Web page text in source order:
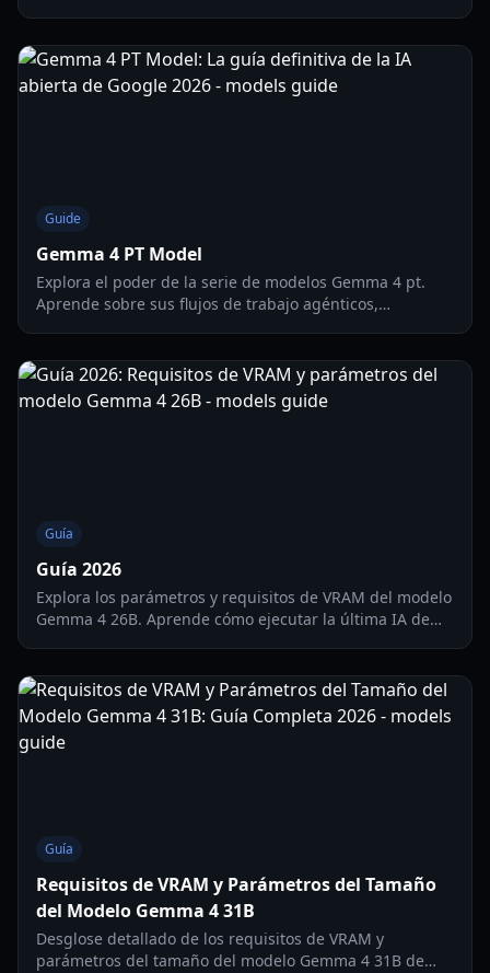
Guide
Gemma 4 PT Model
Explora el poder de la serie de modelos Gemma 4 pt.
Aprende sobre sus flujos de trabajo agénticos,
Guía
Guía 2026
Explora los parámetros y requisitos de VRAM del modelo
Gemma 4 26B. Aprende cómo ejecutar la última IA de
Guía
Requisitos de VRAM y Parámetros del Tamaño
del Modelo Gemma 4 31B
Desglose detallado de los requisitos de VRAM y
parámetros del tamaño del modelo Gemma 4 31B de